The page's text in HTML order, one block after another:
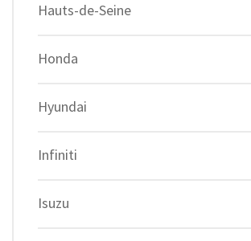
Hauts-de-Seine
Honda
Hyundai
Infiniti
Isuzu